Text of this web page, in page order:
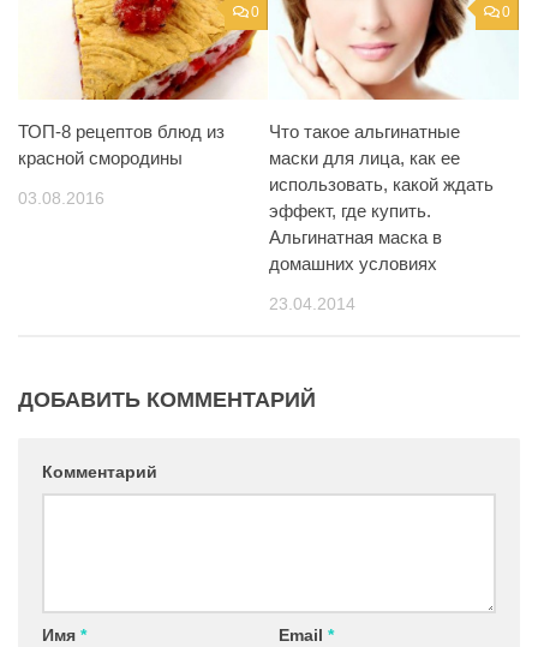
0
ТОП-8 рецептов блюд из
красной смородины
03.08.2016
0
Что такое альгинатные
маски для лица, как ее
использовать, какой ждать
эффект, где купить.
Альгинатная маска в
домашних условиях
23.04.2014
ДОБАВИТЬ КОММЕНТАРИЙ
Комментарий
Имя * Email *